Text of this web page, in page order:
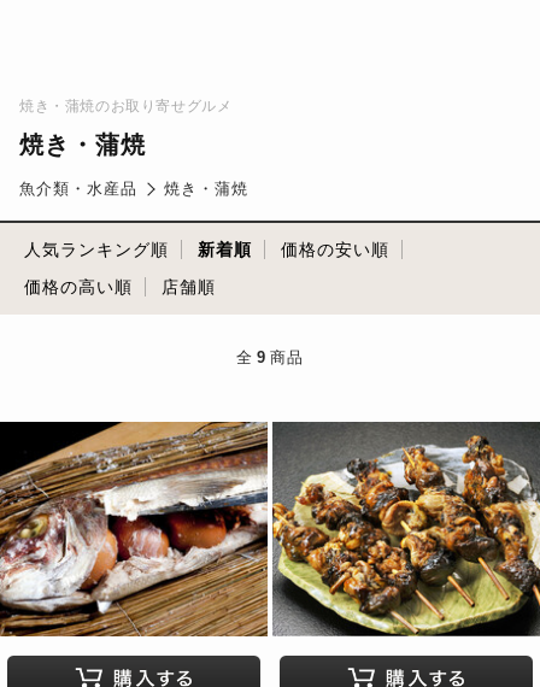
焼き・蒲焼のお取り寄せグルメ
焼き・蒲焼
魚介類・水産品 焼き・蒲焼
人気ランキング順 新着順
価格の安い順
価格の高い順
店舗順
全 9 商品